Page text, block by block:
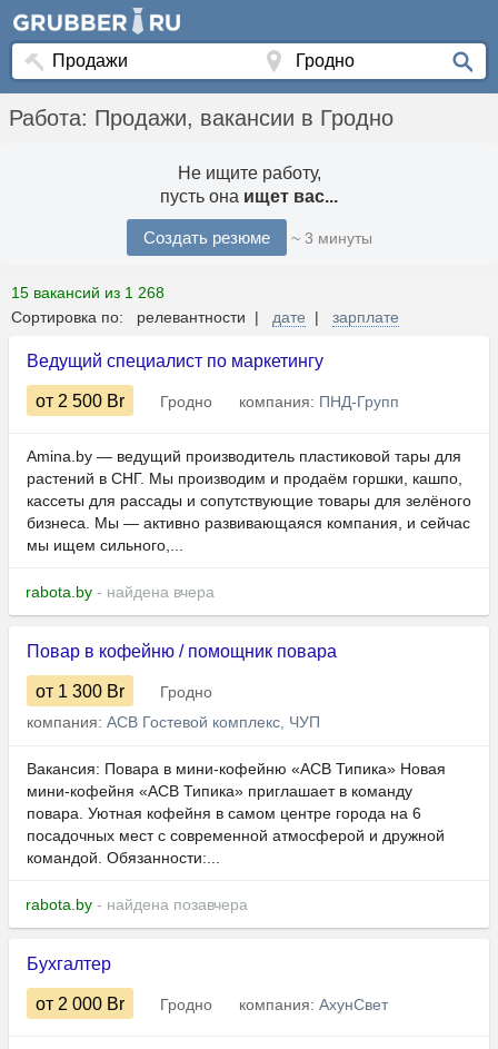
Работа: Продажи, вакансии в Гродно
Не ищите работу,
пусть она ищет вас...
Создать резюме ~ 3 минуты
15 вакансий из 1 268
Сортировка по: релевантности | дате | зарплате
Ведущий специалист по маркетингу
от 2 500 Br Гродно компания: ПНД-Групп
Amina.by — ведущий производитель пластиковой тары для
растений в СНГ. Мы производим и продаём горшки, кашпо,
кассеты для рассады и сопутствующие товары для зелёного
бизнеса. Мы — активно развивающаяся компания, и сейчас
мы ищем сильного,...
rabota.by - найдена вчера
Повар в кофейню / помощник повара
от 1 300 Br
Гродно
компания: АСВ Гостевой комплекс, ЧУП
Вакансия: Повара в мини-кофейню «АСВ Типика» Новая
мини-кофейня «АСВ Типика» приглашает в команду
повара. Уютная кофейня в самом центре города на 6
посадочных мест с современной атмосферой и дружной
командой. Обязанности:...
rabota.by - найдена позавчера
Бухгалтер
от 2 000 Br Гродно компания: АхунСвет